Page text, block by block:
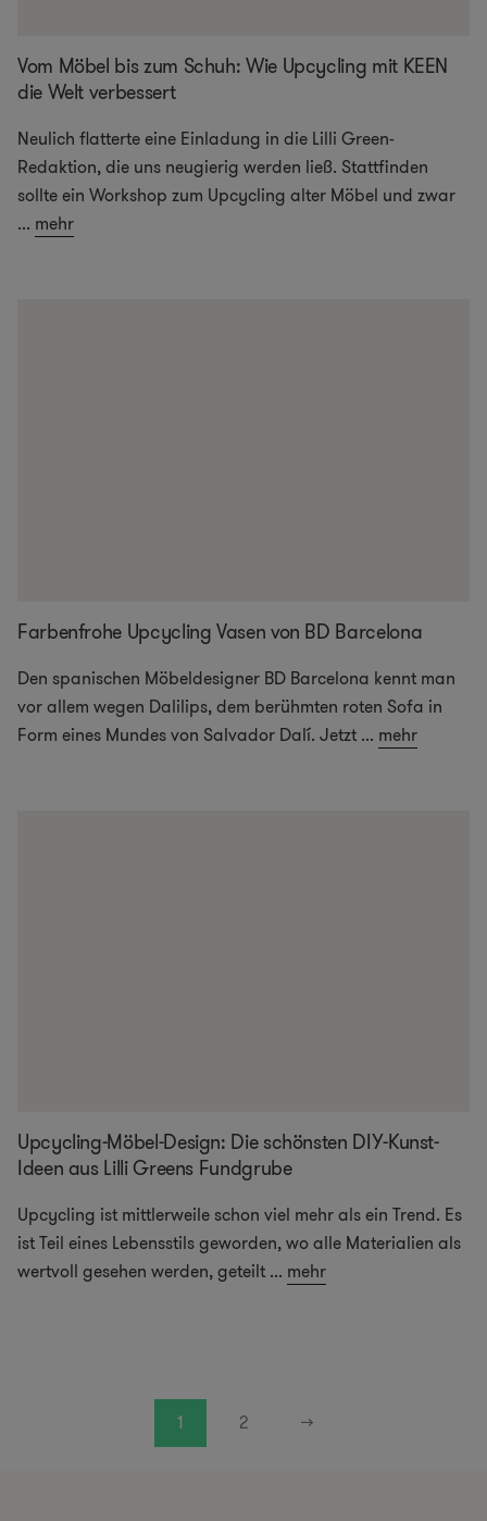
Vom Möbel bis zum Schuh: Wie Upcycling mit KEEN
die Welt verbessert
Neulich flatterte eine Einladung in die Lilli Green-
Redaktion, die uns neugierig werden ließ. Stattfinden
sollte ein Workshop zum Upcycling alter Möbel und zwar
... mehr
Farbenfrohe Upcycling Vasen von BD Barcelona
Den spanischen Möbeldesigner BD Barcelona kennt man
vor allem wegen Dalilips, dem berühmten roten Sofa in
Form eines Mundes von Salvador Dalí. Jetzt ... mehr
Upcycling-Möbel-Design: Die schönsten DIY-Kunst-
Ideen aus Lilli Greens Fundgrube
Upcycling ist mittlerweile schon viel mehr als ein Trend. Es
ist Teil eines Lebensstils geworden, wo alle Materialien als
wertvoll gesehen werden, geteilt ... mehr
1 2 →